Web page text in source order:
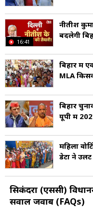
16:41
नीतीश
बदलेगी
बिहार में
MLA
बिहार
यूपी में
महिला
डेटा ने उलट
सिकंदरा (एससी)
सवाल जवाब (FAQs)